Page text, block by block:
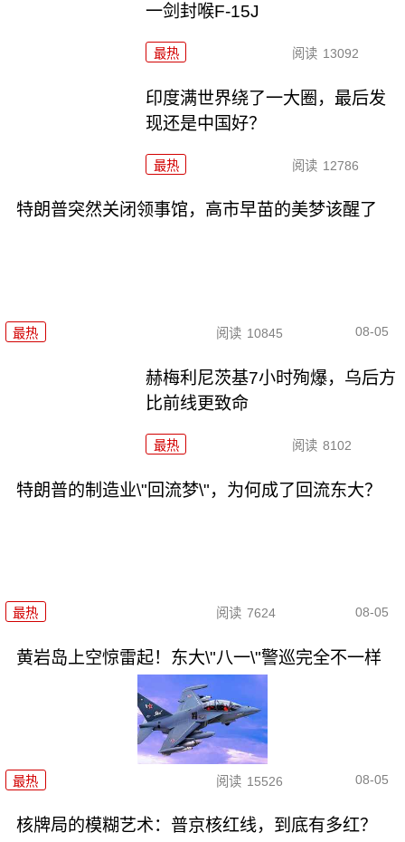
一剑封喉F-15J
最热 阅读 13092
印度满世界绕了一大圈，最后发
现还是中国好？
最热 阅读 12786
特朗普突然关闭领事馆，高市早苗的美梦该醒了
最热 阅读 10845 08-05
赫梅利尼茨基7小时殉爆，乌后方
比前线更致命
最热 阅读 8102
特朗普的制造业\"回流梦\"，为何成了回流东大？
最热 阅读 7624 08-05
黄岩岛上空惊雷起！东大\"八一\"警巡完全不一样
最热 阅读 15526 08-05
核牌局的模糊艺术：普京核红线，到底有多红？